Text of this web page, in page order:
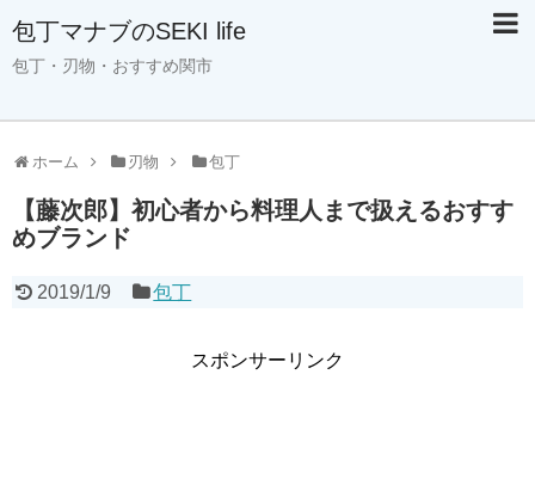
包丁マナブのSEKI life
包丁・刃物・おすすめ関市
ホーム 刃物 包丁
【藤次郎】初心者から料理人まで扱えるおすす
めブランド
2019/1/9 包丁
スポンサーリンク